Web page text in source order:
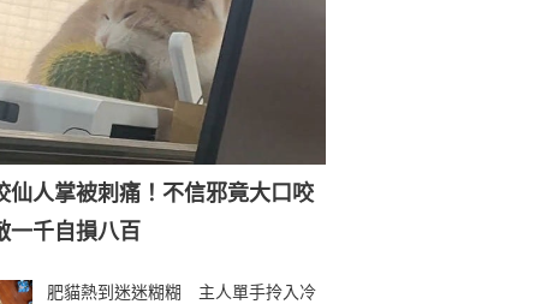
仙人掌被刺痛！不信邪竟大口咬
千自損八百
肥貓熱到迷迷糊糊 主人單手拎入冷